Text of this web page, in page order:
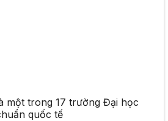
một trong 17 trường Đại học
quốc tế